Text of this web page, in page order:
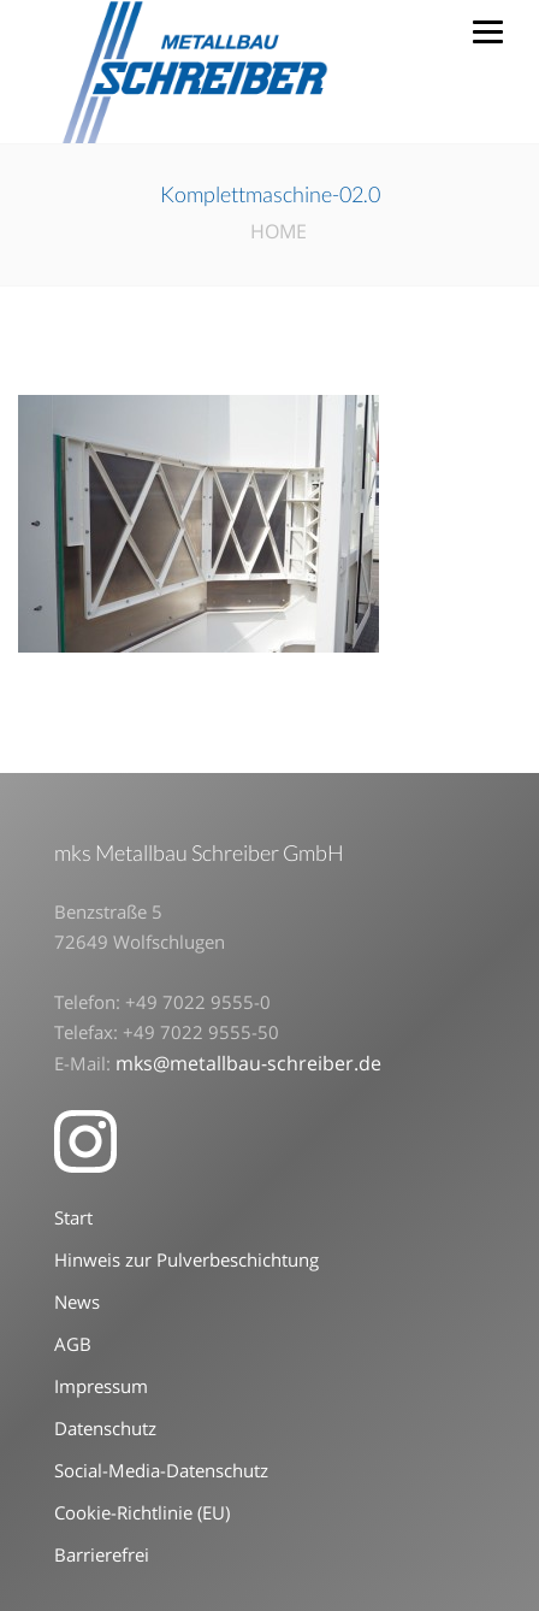
Komplettmaschine-02.0
HOME
mks Metallbau Schreiber GmbH
Benzstraße 5
72649 Wolfschlugen
Telefon: +49 7022 9555-0
Telefax: +49 7022 9555-50
E-Mail: mks@metallbau-schreiber.de
Start
Hinweis zur Pulverbeschichtung
News
AGB
Impressum
Datenschutz
Social-Media-Datenschutz
Cookie-Richtlinie (EU)
Barrierefrei